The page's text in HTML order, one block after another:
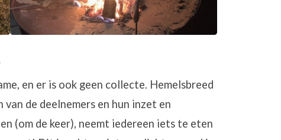
en er is ook geen collecte. Hemelsbreed
de deelnemers en hun inzet en
(om de keer), neemt iedereen iets te eten